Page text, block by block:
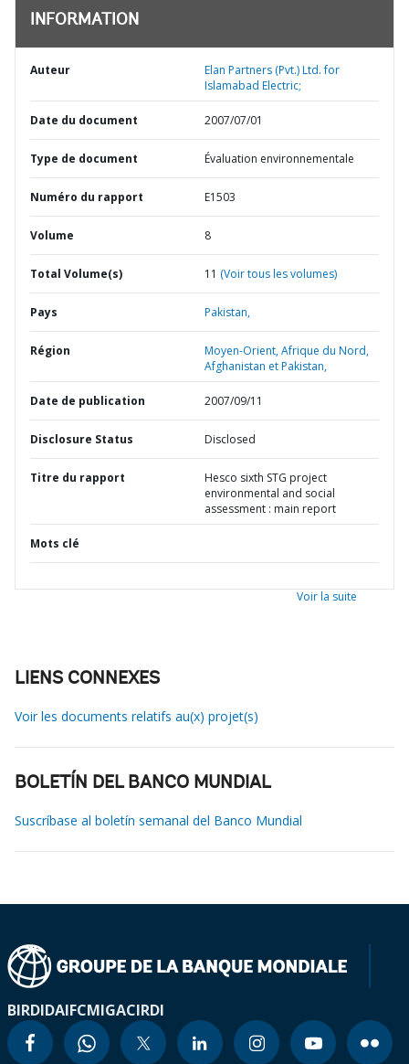
INFORMATION
Auteur
Elan Partners (Pvt.) Ltd. for
Islamabad Electric;
Date du document 2007/07/01
Type de document Évaluation environnementale
Numéro du rapport E1503
Volume 8
Total Volume(s) 11 (Voir tous les volumes)
Pays Pakistan,
Région
Moyen-Orient, Afrique du Nord,
Afghanistan et Pakistan,
Date de publication 2007/09/11
Disclosure Status Disclosed
Titre du rapport
Hesco sixth STG project
environmental and social
assessment : main report
Mots clé
Voir la suite
LIENS CONNEXES
Voir les documents relatifs au(x) projet(s)
BOLETÍN DEL BANCO MUNDIAL
Suscríbase al boletín semanal del Banco Mundial
BIRDIDAIFCMIGACIRDI